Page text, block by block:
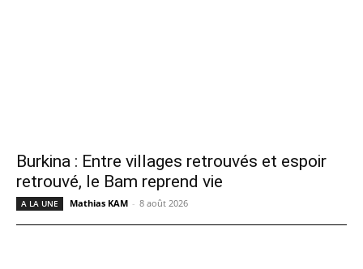
Burkina : Entre villages retrouvés et espoir
retrouvé, le Bam reprend vie
A LA UNE Mathias KAM - 8 août 2026